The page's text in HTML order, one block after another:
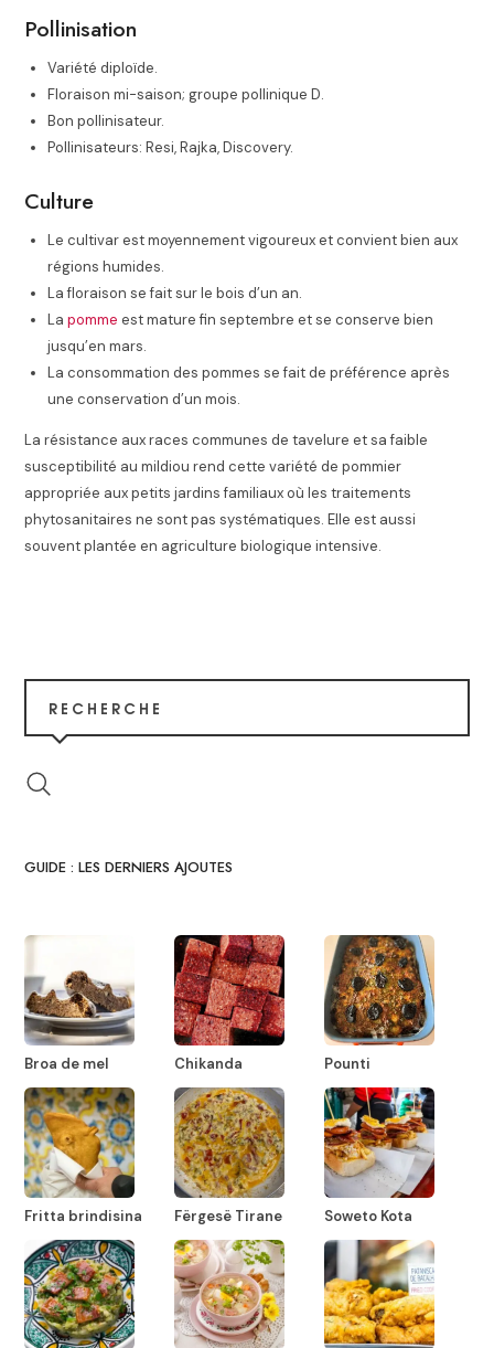
Pollinisation
Variété diploïde.
Floraison mi-saison; groupe pollinique D.
Bon pollinisateur.
Pollinisateurs: Resi, Rajka, Discovery.
Culture
Le cultivar est moyennement vigoureux et convient bien aux
régions humides.
La floraison se fait sur le bois d’un an.
Lapomme est mature fin septembre et se conserve bien
jusqu’en mars.
La consommation des pommes se fait de préférence après
une conservation d’un mois.
La résistance aux races communes de tavelure et sa faible
susceptibilité au mildiou rend cette variété de pommier
appropriée aux petits jardins familiaux où les traitements
phytosanitaires ne sont pas systématiques. Elle est aussi
souvent plantée en agriculture biologique intensive.
RECHERCHE
GUIDE : LES DERNIERS AJOUTES
Broa de mel Chikanda Pounti
Fritta brindisina Fërgesë Tirane Soweto Kota